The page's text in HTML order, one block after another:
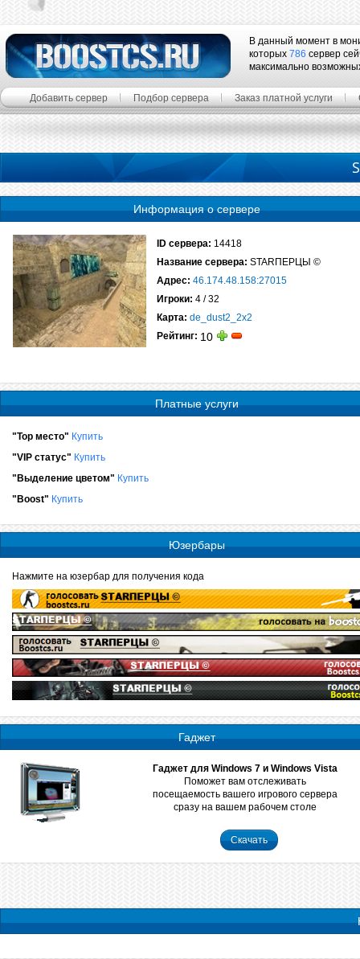
В данный момент в
которых 786 сервер
максимально
Добавить сервер Подбор сервера Заказ платной услуги
Информация о сервере
ID сервера: 14418
Название сервера: STARПЕРЦЫ ©
Адрес: 46.174.48.158:27015
Игроки: 4 / 32
Карта: de_dust2_2x2
Рейтинг: 10
Платные услуги
"Top место" Купить
"VIP статус" Купить
"Выделение цветом" Купить
"Boost" Купить
Юзербары
Нажмите на юзербар для получения кода
Гаджет
Гаджет для Windows 7 и Windows Vista
Поможет вам отслеживать
посещаемость вашего игрового сервера
сразу на вашем рабочем столе
Скачать